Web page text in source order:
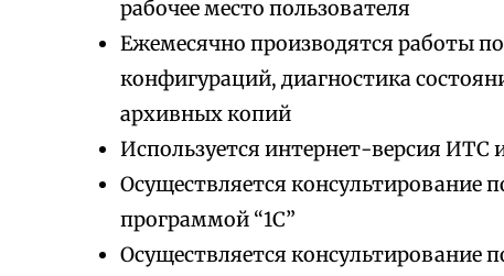
рабочее место пользователя
Ежемесячно производятся работы
конфигураций, диагностика
архивных копий
Используется интернет-версия ИТС
Осуществляется консультирование
программой “1С”
Осуществляется консультирование